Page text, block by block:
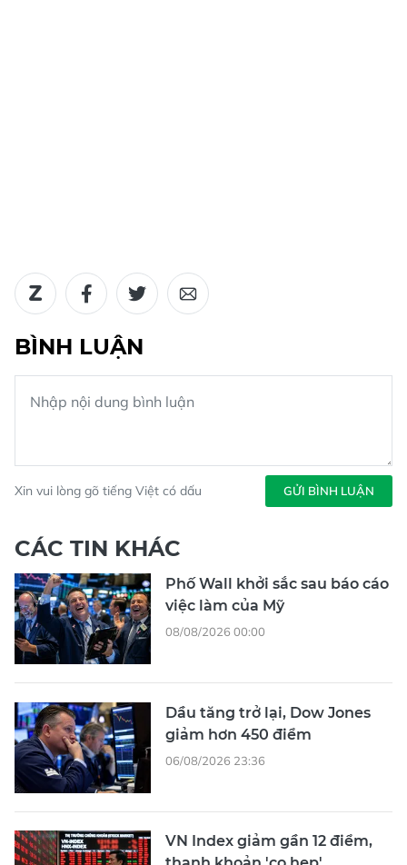
BÌNH LUẬN
Xin vui lòng gõ tiếng Việt có dấu GỬI BÌNH LUẬN
CÁC TIN KHÁC
Phố Wall khởi sắc sau báo cáo
việc làm của Mỹ
08/08/2026 00:00
Dầu tăng trở lại, Dow Jones
giảm hơn 450 điểm
06/08/2026 23:36
VN Index giảm gần 12 điểm,